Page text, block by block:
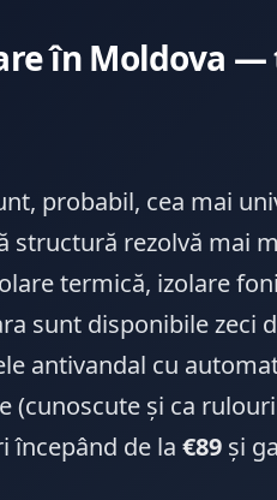
în Moldova
probabil, cea mai
structură rezolvă mai
termică, izolare
sunt disponibile zeci
antivandal cu
(cunoscute și ca
începând de la €89 și